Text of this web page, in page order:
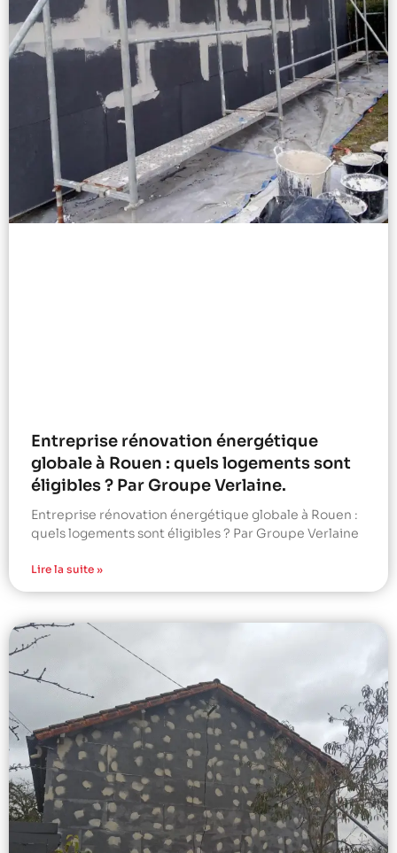
Entreprise rénovation énergétique
globale à Rouen : quels logements sont
éligibles ? Par Groupe Verlaine.
Entreprise rénovation énergétique globale à Rouen :
quels logements sont éligibles ? Par Groupe Verlaine
Lire la suite »